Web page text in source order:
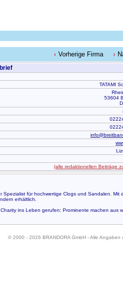
Vorherige Firma
TATAMI
53604
(alle redaktionellen Beiträge
für hochwertige Clogs und Sandalen.
erhältlich.
ins Leben gerufen: Prominente machen aus
© 2000 - 2026 BRANDORA GmbH - Alle Angaben